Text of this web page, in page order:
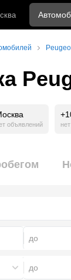
объявлений
до